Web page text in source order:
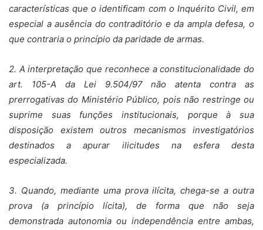
características que o identificam com o Inquérito Civil, em
especial a ausência do contraditório e da ampla defesa, o
que contraria o princípio da paridade de armas.
2. A interpretação que reconhece a constitucionalidade do
art. 105-A da Lei 9.504/97 não atenta contra as
prerrogativas do Ministério Público, pois não restringe ou
suprime suas funções institucionais, porque à sua
disposição existem outros mecanismos investigatórios
destinados a apurar ilicitudes na esfera desta
especializada.
3. Quando, mediante uma prova ilícita, chega-se a outra
prova (a princípio lícita), de forma que não seja
demonstrada autonomia ou independência entre ambas,